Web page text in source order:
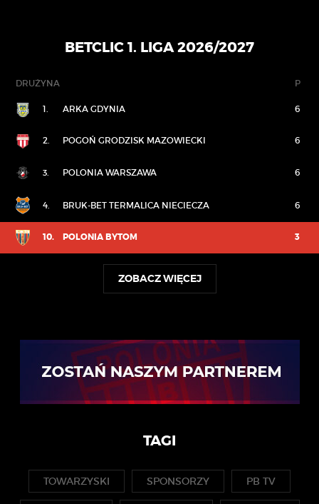
BETCLIC 1. LIGA 2026/2027
DRUŻYNA P
1. ARKA GDYNIA 6
2. POGOŃ GRODZISK MAZOWIECKI 6
3. POLONIA WARSZAWA 6
4. BRUK-BET TERMALICA NIECIECZA 6
10. POLONIA BYTOM 3
ZOBACZ WIĘCEJ
TAGI
TOWARZYSKI SPONSORZY PB TV